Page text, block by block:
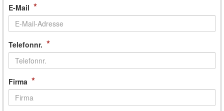
E-Mail *
Telefonnr. *
Firma *